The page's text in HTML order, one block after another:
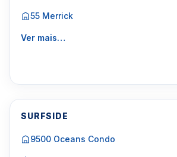
55 Merrick
Ver mais…
SURFSIDE
9500 Oceans Condo